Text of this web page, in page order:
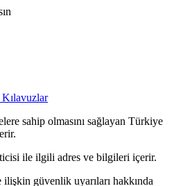
sahip olmasını sağlayan Türkiye
ile ilgili adres ve bilgileri içerir.
güvenlik uyarıları hakkında